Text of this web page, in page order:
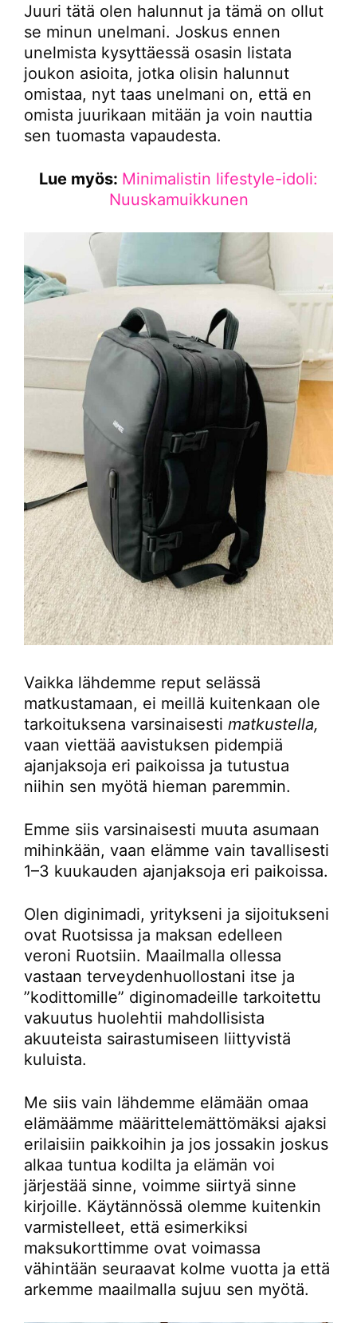
Juuri tätä olen halunnut ja tämä on ollut
se minun unelmani. Joskus ennen
unelmista kysyttäessä osasin listata
joukon asioita, jotka olisin halunnut
omistaa, nyt taas unelmani on, että en
omista juurikaan mitään ja voin nauttia
sen tuomasta vapaudesta.
Lue myös: Minimalistin lifestyle-idoli:
Nuuskamuikkunen
Vaikka lähdemme reput selässä
matkustamaan, ei meillä kuitenkaan ole
tarkoituksena varsinaisesti matkustella,
vaan viettää aavistuksen pidempiä
ajanjaksoja eri paikoissa ja tutustua
niihin sen myötä hieman paremmin.
Emme siis varsinaisesti muuta asumaan
mihinkään, vaan elämme vain tavallisesti
1–3 kuukauden ajanjaksoja eri paikoissa.
Olen diginimadi, yritykseni ja sijoitukseni
ovat Ruotsissa ja maksan edelleen
veroni Ruotsiin. Maailmalla ollessa
vastaan terveydenhuollostani itse ja
”kodittomille” diginomadeille tarkoitettu
vakuutus huolehtii mahdollisista
akuuteista sairastumiseen liittyvistä
kuluista.
Me siis vain lähdemme elämään omaa
elämäämme määrittelemättömäksi ajaksi
erilaisiin paikkoihin ja jos jossakin joskus
alkaa tuntua kodilta ja elämän voi
järjestää sinne, voimme siirtyä sinne
kirjoille. Käytännössä olemme kuitenkin
varmistelleet, että esimerkiksi
maksukorttimme ovat voimassa
vähintään seuraavat kolme vuotta ja että
arkemme maailmalla sujuu sen myötä.